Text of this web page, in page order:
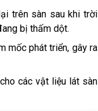
trên sàn sau khi trời
bị thấm dột.
mốc phát triển, gây ra
các vật liệu lát sàn